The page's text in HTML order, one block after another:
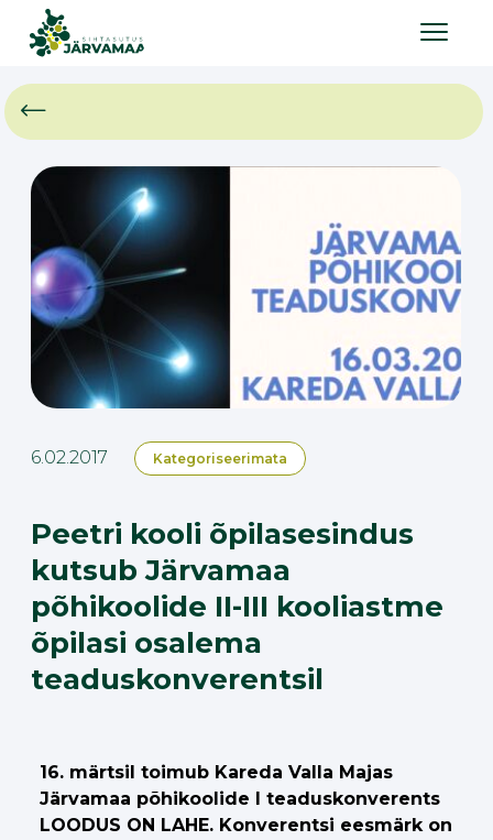
6.02.2017 Kategoriseerimata
Peetri kooli õpilasesindus
kutsub Järvamaa
põhikoolide II-III kooliastme
õpilasi osalema
teaduskonverentsil
16. märtsil toimub Kareda Valla Majas
Järvamaa põhikoolide I teaduskonverents
LOODUS ON LAHE. Konverentsi eesmärk on